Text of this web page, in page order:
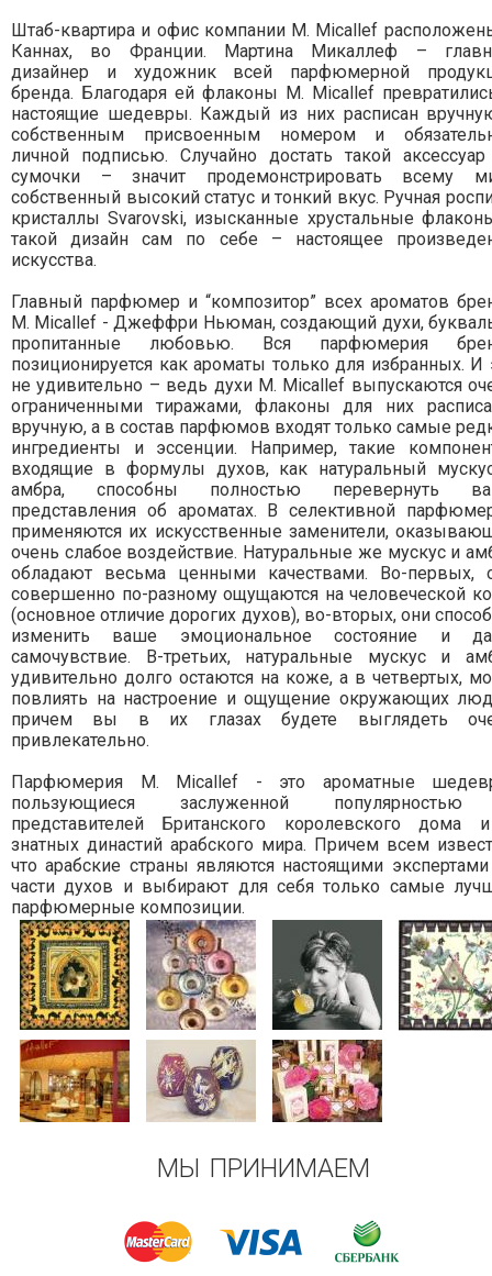
Штаб-квартира и офис компании M. Micallef
Каннах, во Франции. Мартина Микаллеф –
дизайнер и художник всей парфюмерной
бренда. Благодаря ей флаконы M. Micallef
настоящие шедевры. Каждый из них расписан
собственным присвоенным номером и
личной подписью. Случайно достать такой
сумочки – значит продемонстрировать всему
собственный высокий статус и тонкий вкус. Ручная
кристаллы Svarovski, изысканные хрустальные
такой дизайн сам по себе – настоящее
искусства.
Главный парфюмер и “композитор” всех ароматов
M. Micallef - Джеффри Ньюман, создающий духи,
пропитанные любовью. Вся парфюмерия
позиционируется как ароматы только для избранных. И
не удивительно – ведь духи M. Micallef выпускаются
ограниченными тиражами, флаконы для них
вручную, а в состав парфюмов входят только самые
ингредиенты и эссенции. Например, такие
входящие в формулы духов, как натуральный
амбра, способны полностью перевернуть
представления об ароматах. В селективной
применяются их искусственные заменители,
очень слабое воздействие. Натуральные же мускус и
обладают весьма ценными качествами. Во-первых,
совершенно по-разному ощущаются на человеческой
(основное отличие дорогих духов), во-вторых, они
изменить ваше эмоциональное состояние и
самочувствие. В-третьих, натуральные мускус и
удивительно долго остаются на коже, а в четвертых,
повлиять на настроение и ощущение окружающих
причем вы в их глазах будете выглядеть
привлекательно.
Парфюмерия M. Micallef - это ароматные
пользующиеся заслуженной
представителей Британского королевского дома
знатных династий арабского мира. Причем всем
что арабские страны являются настоящими
части духов и выбирают для себя только самые
парфюмерные композиции.
МЫ ПРИНИМАЕМ